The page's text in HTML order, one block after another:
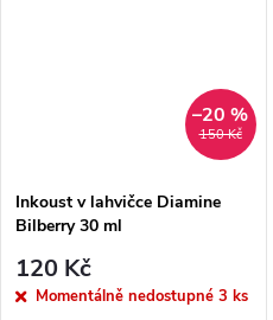
150 Kč
–20 %
Inkoust v lahvičce Diamine
Bilberry 30 ml
120 Kč
Momentálně nedostupné 3 ks